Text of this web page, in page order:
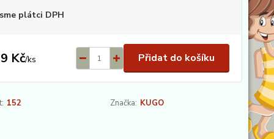
plátci DPH
Kč/ks Přidat do košíku
152 Značka: KUGO